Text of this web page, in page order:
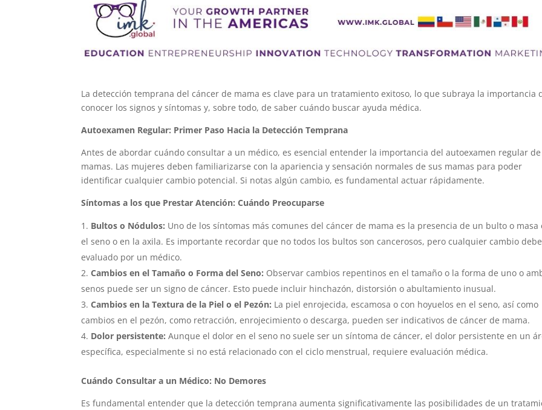
La detección temprana del cáncer de mama es clave para un tratamiento exitoso, lo que subraya la importancia
conocer los signos y síntomas y, sobre todo, de saber cuándo buscar ayuda médica.
Autoexamen Regular: Primer Paso Hacia la Detección Temprana
Antes de abordar cuándo consultar a un médico, es esencial entender la importancia del autoexamen regular
mamas. Las mujeres deben familiarizarse con la apariencia y sensación normales de sus mamas para poder
identificar cualquier cambio potencial. Si notas algún cambio, es fundamental actuar rápidamente.
Síntomas a los que Prestar Atención: Cuándo Preocuparse
Bultos o Nódulos: Uno de los síntomas más comunes del cáncer de mama es la presencia de un bulto o masa
el seno o en la axila. Es importante recordar que no todos los bultos son cancerosos, pero cualquier cambio
evaluado por un médico.
Cambios en el Tamaño o Forma del Seno: Observar cambios repentinos en el tamaño o la forma de uno o
senos puede ser un signo de cáncer. Esto puede incluir hinchazón, distorsión o abultamiento inusual.
Cambios en la Textura de la Piel o el Pezón: La piel enrojecida, escamosa o con hoyuelos en el seno, así como
cambios en el pezón, como retracción, enrojecimiento o descarga, pueden ser indicativos de cáncer de mama.
Dolor persistente: Aunque el dolor en el seno no suele ser un síntoma de cáncer, el dolor persistente en un
específica, especialmente si no está relacionado con el ciclo menstrual, requiere evaluación médica.
Cuándo Consultar a un Médico: No Demores
Es fundamental entender que la detección temprana aumenta significativamente las posibilidades de un